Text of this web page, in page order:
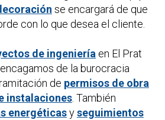
se encargará de que
con lo que desea el cliente.
de ingeniería en El Prat
de la burocracia
de permisos de obra
instalaciones. También
energéticasyseguimientos